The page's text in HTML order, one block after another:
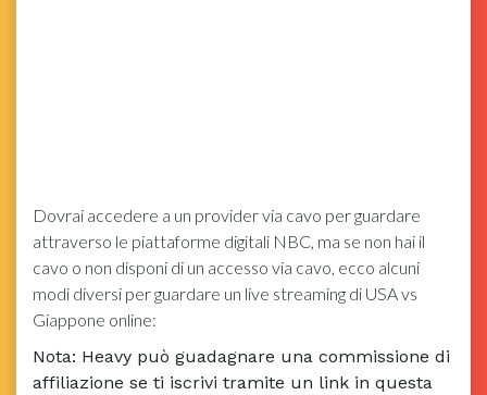
Dovrai accedere a un provider via cavo per guardare
attraverso le piattaforme digitali NBC, ma se non hai il
cavo o non disponi di un accesso via cavo, ecco alcuni
modi diversi per guardare un live streaming di USA vs
Giappone online:
Nota: Heavy può guadagnare una commissione di
affiliazione se ti iscrivi tramite un link in questa